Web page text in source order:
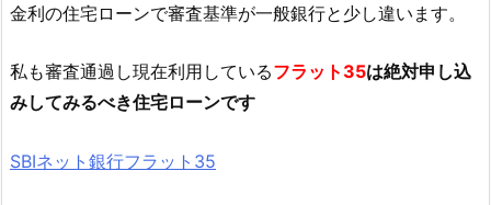
金利の住宅ローンで審査基準が一般銀行と少し違います。
私も審査通過し現在利用しているフラット35は絶対申し込
みしてみるべき住宅ローンです
SBIネット銀行フラット35